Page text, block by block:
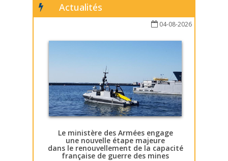
Actualités
04-08-2026
Le ministère des Armées engage
une nouvelle étape majeure
dans le renouvellement de la capacité
française de guerre des mines